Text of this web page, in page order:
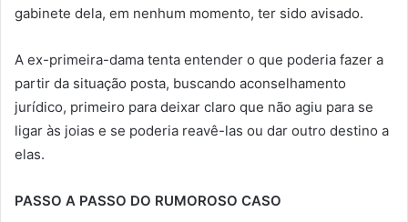
gabinete dela, em nenhum momento, ter sido avisado.
A ex-primeira-dama tenta entender o que poderia fazer a
partir da situação posta, buscando aconselhamento
jurídico, primeiro para deixar claro que não agiu para se
ligar às joias e se poderia reavê-las ou dar outro destino a
elas.
PASSO A PASSO DO RUMOROSO CASO